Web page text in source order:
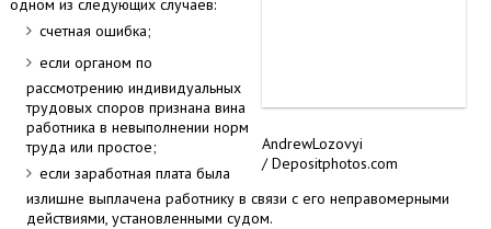
AndrewLozovyi
/ Depositphotos.com
одном из следующих случаев:
счетная ошибка;
если органом по
рассмотрению индивидуальных
трудовых споров признана вина
работника в невыполнении норм
труда или простое;
если заработная плата была
излишне выплачена работнику в связи с его неправомерными
действиями, установленными судом.